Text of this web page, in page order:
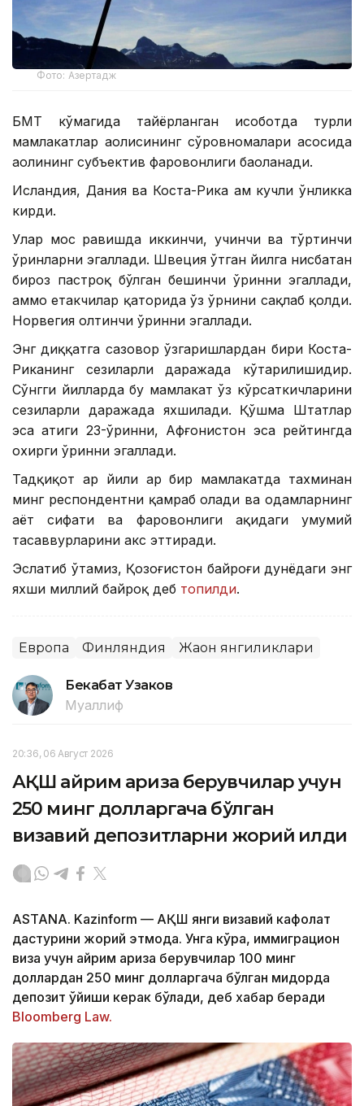
Фото: Азертадж
БМТ кўмагида тайёрланган ҳисоботда турли
мамлакатлар аҳолисининг сўровномалари асосида
аҳолининг субъектив фаровонлиги баҳоланади.
Исландия, Дания ва Коста-Рика ҳам кучли ўнликка
кирди.
Улар мос равишда иккинчи, учинчи ва тўртинчи
ўринларни эгаллади. Швеция ўтган йилга нисбатан
бироз пастроқ бўлган бешинчи ўринни эгаллади,
аммо етакчилар қаторида ўз ўрнини сақлаб қолди.
Норвегия олтинчи ўринни эгаллади.
Энг диққатга сазовор ўзгаришлардан бири Коста-
Риканинг сезиларли даражада кўтарилишидир.
Сўнгги йилларда бу мамлакат ўз кўрсаткичларини
сезиларли даражада яхшилади. Қўшма Штатлар
эса атиги 23-ўринни, Афғонистон эса рейтингда
охирги ўринни эгаллади.
Тадқиқот ҳар йили ҳар бир мамлакатда тахминан
минг респондентни қамраб олади ва одамларнинг
ҳаёт сифати ва фаровонлиги ҳақидаги умумий
тасаввурларини акс эттиради.
Эслатиб ўтамиз, Қозоғистон байроғи дунёдаги энг
яхши миллий байроқ деб топилди.
Европа Финляндия Жаҳон янгиликлари
Бекабат Узаков
Муаллиф
20:36, 06 Август 2026
АҚШ айрим ариза берувчилар учун
250 минг долларгача бўлган
визавий депозитларни жорий қилди
ASTANA. Kazinform — АҚШ янги визавий кафолат
дастурини жорий этмоқда. Унга кўра, иммиграцион
виза учун айрим ариза берувчилар 100 минг
доллардан 250 минг долларгача бўлган миқдорда
депозит қўйиши керак бўлади, деб хабар беради
Bloomberg Law.